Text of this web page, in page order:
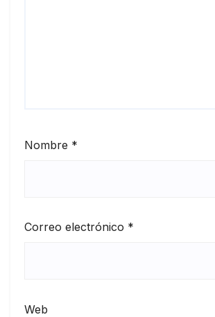
Nombre *
Correo electrónico *
Web